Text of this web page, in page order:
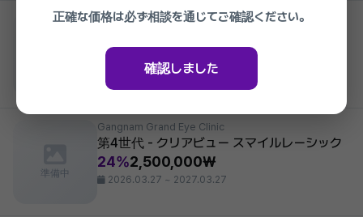
Gangnam Grand Eye Clinic
26%
2026.03.27 ~ 2027.03.27
準備中
Gangnam Grand Eye Clinic
第4世代 - クリアビュー スマイルレーシック
24%2,500,000₩
2026.03.27 ~ 2027.03.27
正確な価格は必ず相談を通じてご確認ください。
確認しました